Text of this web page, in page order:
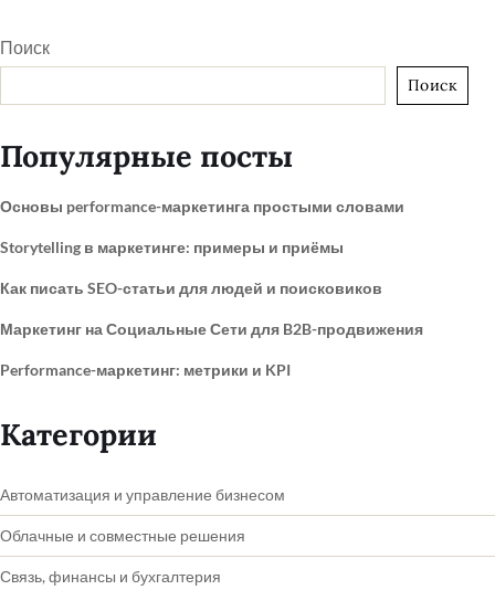
Поиск
Поиск
Популярные посты
Основы performance-маркетинга простыми словами
Storytelling в маркетинге: примеры и приёмы
Как писать SEO-статьи для людей и поисковиков
Маркетинг на Социальные Сети для B2B-продвижения
Performance-маркетинг: метрики и KPI
Категории
Автоматизация и управление бизнесом
Облачные и совместные решения
Связь, финансы и бухгалтерия